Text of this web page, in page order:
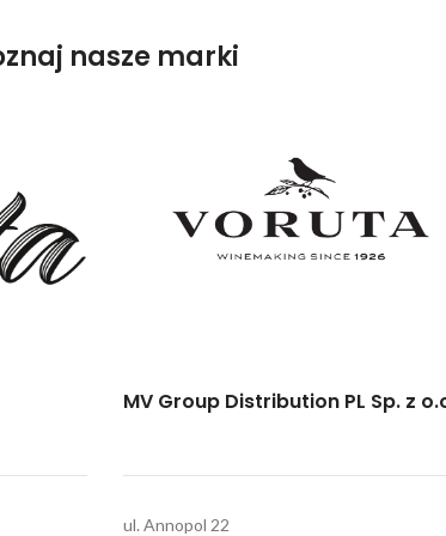
nasze marki
MV Group Distribution PL Sp. z
ul. Annopol 22